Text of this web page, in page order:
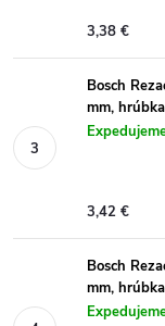
3,38 €
Bosch
mm,
3,42 €
Bosch
mm,